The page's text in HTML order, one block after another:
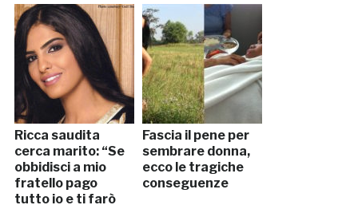
Ricca saudita
cerca marito: “Se
obbidisci a mio
fratello pago
tutto io e ti farò
Fascia il pene per
sembrare donna,
ecco le tragiche
conseguenze